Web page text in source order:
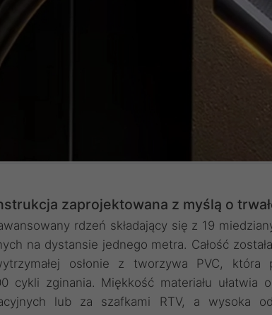
zaprojektowana z myślą o
rdzeń składający się z 19
na dystansie jednego metra. Całość
osłonie z tworzywa PVC, która
cykli zginania. Miękkość materiału ułatwia
lub za szafkami RTV, a wysoka